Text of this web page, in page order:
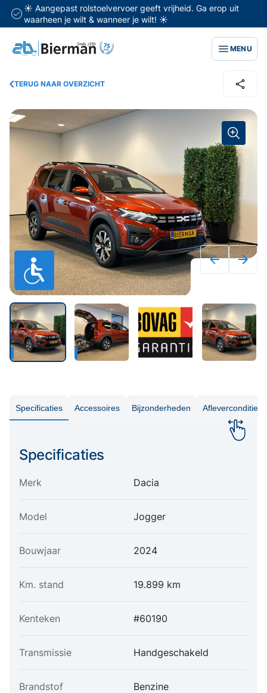
☀️ Aangepast rolstoelvervoer geeft vrijheid. Ga erop uit
waarheen je wilt & wanneer je wilt! ☀️
MENU
TERUG NAAR OVERZICHT
Specificaties Accessoires Bijzonderheden Aflevercondities
Specificaties
Merk Dacia
Model Jogger
Bouwjaar 2024
Km. stand 19.899 km
Kenteken #60190
Transmissie Handgeschakeld
Brandstof Benzine